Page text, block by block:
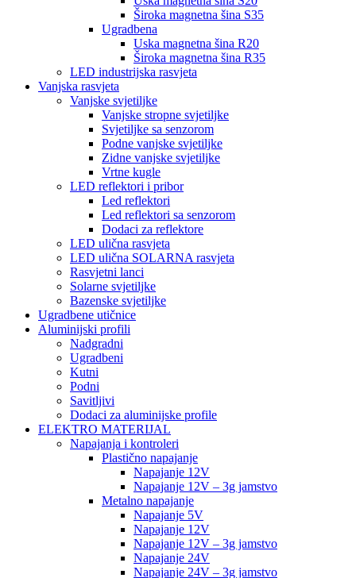
Široka magnetna šina S35
Ugradbena
Uska magnetna šina R20
Široka magnetna šina R35
LED industrijska rasvjeta
Vanjska rasvjeta
Vanjske svjetiljke
Vanjske stropne svjetiljke
Svjetiljke sa senzorom
Podne vanjske svjetiljke
Zidne vanjske svjetiljke
Vrtne kugle
LED reflektori i pribor
Led reflektori
Led reflektori sa senzorom
Dodaci za reflektore
LED ulična rasvjeta
LED ulična SOLARNA rasvjeta
Rasvjetni lanci
Solarne svjetiljke
Bazenske svjetiljke
Ugradbene utičnice
Aluminijski profili
Nadgradni
Ugradbeni
Kutni
Podni
Savitljivi
Dodaci za aluminijske profile
ELEKTRO MATERIJAL
Napajanja i kontroleri
Plastično napajanje
Napajanje 12V
Napajanje 12V – 3g jamstvo
Metalno napajanje
Napajanje 5V
Napajanje 12V
Napajanje 12V – 3g jamstvo
Napajanje 24V
Napajanje 24V – 3g jamstvo